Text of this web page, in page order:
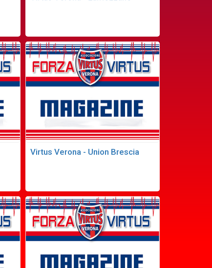
Virtus Verona - Union Brescia